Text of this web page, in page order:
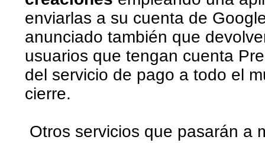
enviarlas a su cuenta de
anunciado también que
usuarios que tengan cuenta
del servicio de pago a todo el
cierre.
Otros servicios que pasarán a